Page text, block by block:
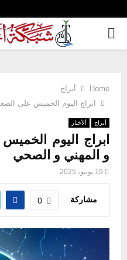
PRIMARY
Home
أبراج
ابراج اليوم الخميس على
أبراج ألأخبار
ابراج اليوم
و المهني و الصحي
19 يونيو، 2025
مشاركة 0